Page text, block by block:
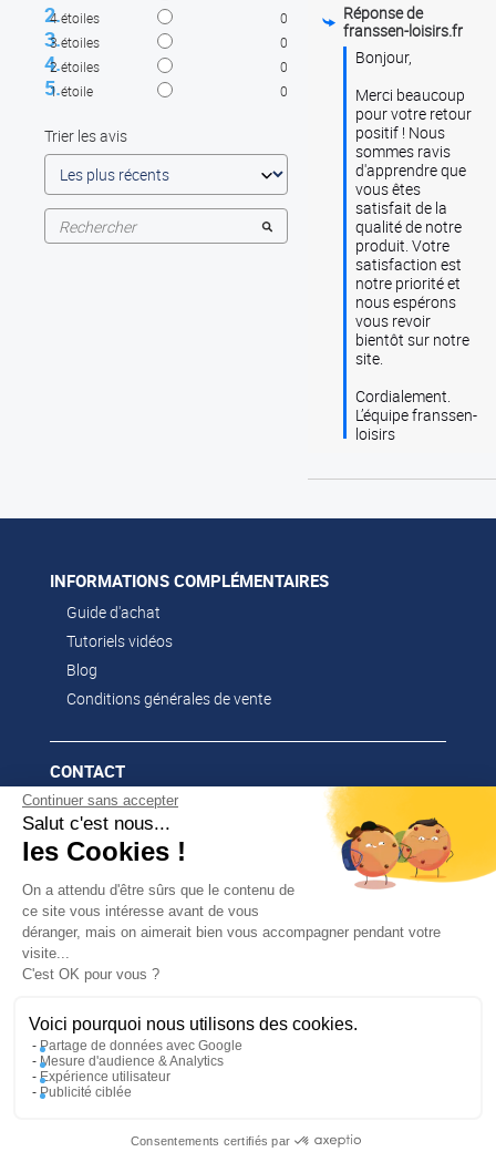
Continuer sans accepter
Salut c'est nous...
les Cookies !
On a attendu d'être sûrs que le contenu de
ce site vous intéresse avant de vous
déranger, mais on aimerait bien vous accompagner pendant votre
visite...
C'est OK pour vous ?
Voici pourquoi nous utilisons des cookies.
Partage de données avec Google
Mesure d'audience & Analytics
Expérience utilisateur
Publicité ciblée
Consentements certifiés par
4étoiles
0
3étoiles
0
2étoiles
0
1étoile 0
Trier les avis
Réponse de
franssen-loisirs.fr
Bonjour,
Merci beaucoup
pour votre retour
positif ! Nous
sommes ravis
d'apprendre que
vous êtes
satisfait de la
qualité de notre
produit. Votre
satisfaction est
notre priorité et
nous espérons
vous revoir
bientôt sur notre
site.
Cordialement.
L’équipe franssen-
loisirs
INFORMATIONS COMPLÉMENTAIRES
Guide d'achat
Tutoriels vidéos
Blog
Conditions générales de vente
CONTACT
02 51 52 26 57
contacts@franssen-loisirs.fr
NOS MARQUES PARTENAIRES
Altago
Multi-Mover
UNE RÉALISATION MEDIAPILOTE
PERSONNELLES (RGPD)
PLAN DU SITE
PROFITEZ DE -5 %
vous abonnant à notre newsletter !
J'en profite